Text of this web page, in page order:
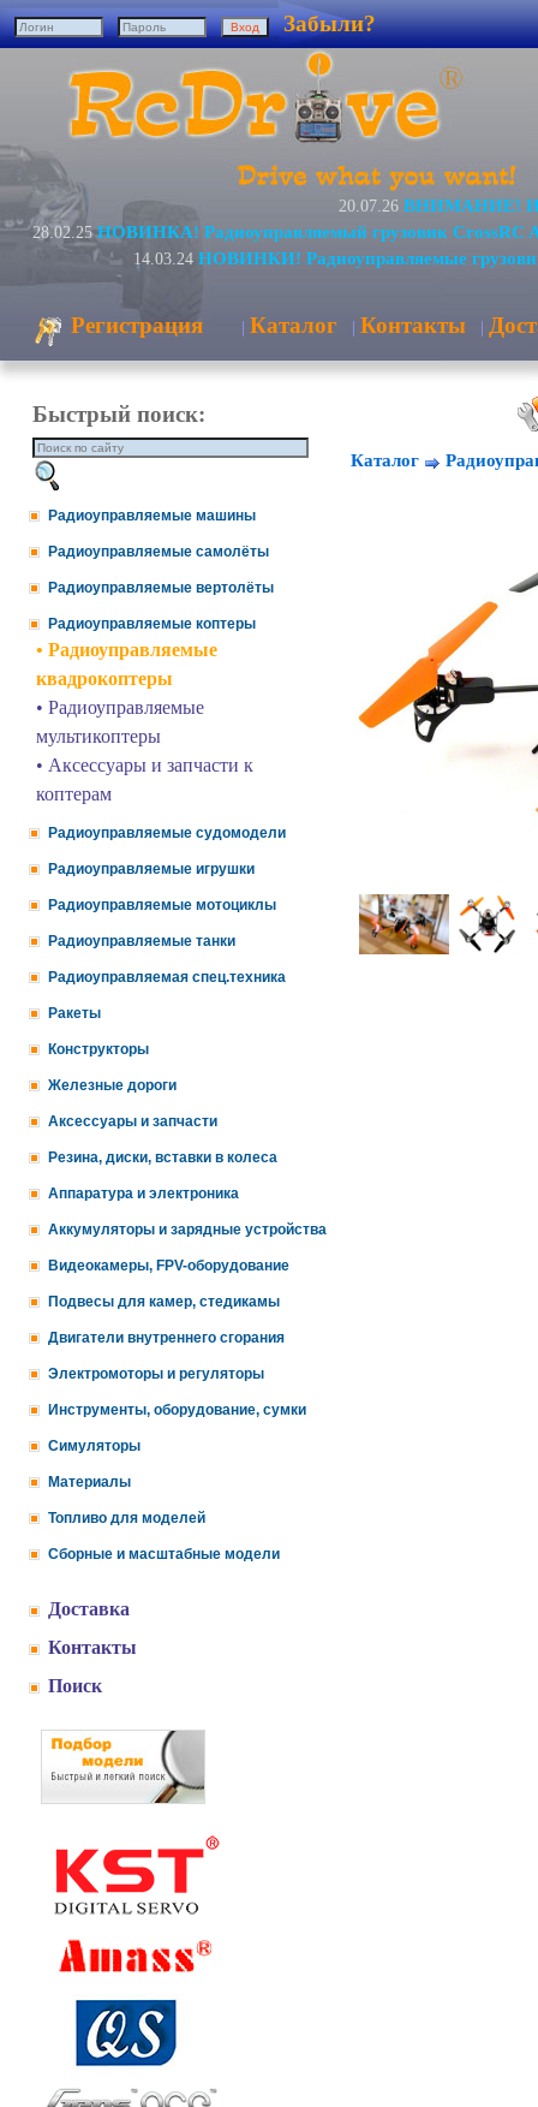
Забыли?
20.07.26 ВНИМАНИЕ!
28.02.25 НОВИНКА! Радиоуправляемый грузовик CrossRC
14.03.24 НОВИНКИ! Радиоуправляемые
Регистрация | Каталог | Контакты |
Быстрый поиск:
Радиоуправляемые машины
Радиоуправляемые самолёты
Радиоуправляемые вертолёты
Радиоуправляемые коптеры
• Радиоуправляемые
квадрокоптеры
• Радиоуправляемые
мультикоптеры
• Аксессуары и запчасти к
коптерам
Радиоуправляемые судомодели
Радиоуправляемые игрушки
Радиоуправляемые мотоциклы
Радиоуправляемые танки
Радиоуправляемая спец.техника
Ракеты
Конструкторы
Железные дороги
Аксессуары и запчасти
Резина, диски, вставки в колеса
Аппаратура и электроника
Аккумуляторы и зарядные устройства
Видеокамеры, FPV-оборудование
Подвесы для камер, стедикамы
Двигатели внутреннего сгорания
Электромоторы и регуляторы
Инструменты, оборудование, сумки
Симуляторы
Материалы
Топливо для моделей
Сборные и масштабные модели
Доставка
Контакты
Поиск
Каталог